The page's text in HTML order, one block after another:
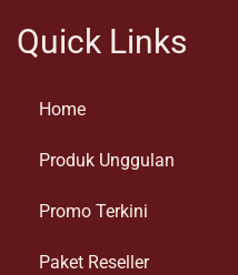
Quick Links
Home
Produk Unggulan
Promo Terkini
Paket Reseller